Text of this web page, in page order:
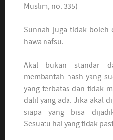
Muslim, no. 335)
Sunnah juga tidak boleh
hawa nafsu.
Akal bukan standar
membantah nash yang
yang terbatas dan tidak
dalil yang ada. Jika akal
siapa yang bisa
Sesuatu hal yang tidak